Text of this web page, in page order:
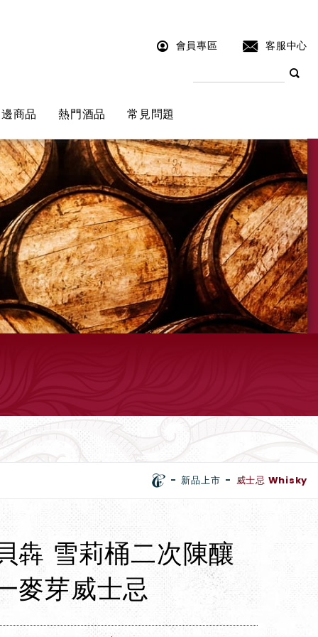
會員專區 客服中心
商品 熱門酒品 常見問題
新品上市 威士忌 Whisky
犇 雪莉桶二次陳釀
麥芽威士忌